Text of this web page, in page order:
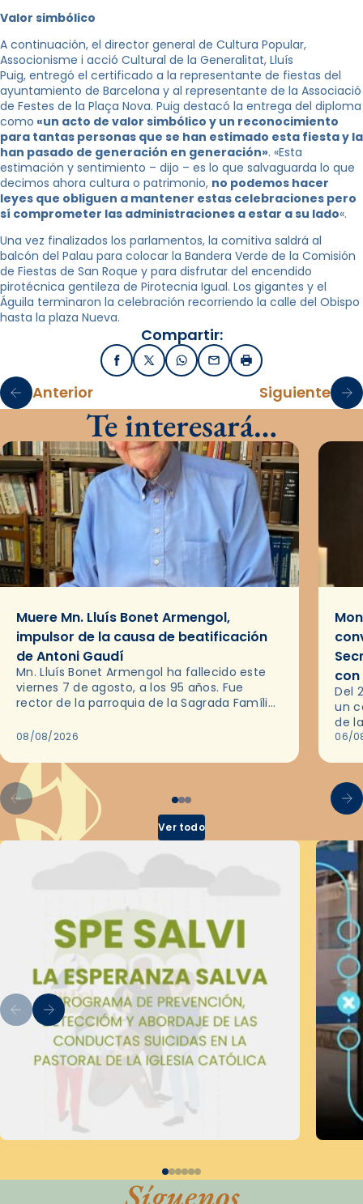
Valor simbólico
A continuación, el director general de Cultura Popular,
Associonisme i acció Cultural de la Generalitat, Lluís
Puig, entregó el certificado a la representante de fiestas del
ayuntamiento de Barcelona y al representante de la Associació
de Festes de la Plaça Nova. Puig destacó la entrega del diploma
como «un acto de valor simbólico y un reconocimiento
para tantas personas que se han estimado esta fiesta y la
han pasado de generación en generación». «Esta
estimación y sentimiento – dijo – es lo que salvaguarda lo que
decimos ahora cultura o patrimonio, no podemos hacer
leyes que obliguen a mantener estas celebraciones pero
sí comprometer las administraciones a estar a su lado«.
Una vez finalizados los parlamentos, la comitiva saldrá al
balcón del Palau para colocar la Bandera Verde de la Comisión
de Fiestas de San Roque y para disfrutar del encendido
pirotécnica gentileza de Pirotecnia Igual. Los gigantes y el
Águila terminaron la celebración recorriendo la calle del Obispo
hasta la plaza Nueva.
Compartir:
FacebookX / TwitterWhatsApp
EmailImprimir
Anterior Siguiente
Te interesará…
Muere Mn. Lluís Bonet Armengol,
impulsor de la causa de beatificación
de Antoni Gaudí
Mn. Lluís Bonet Armengol ha fallecido este
viernes 7 de agosto, a los 95 años. Fue
rector de la parroquia de la Sagrada Família
08/08/2026
Del
un
de
en
06/
Ver todo